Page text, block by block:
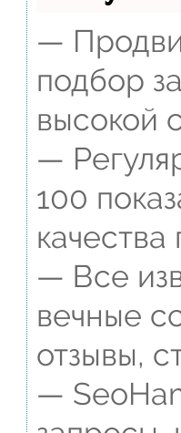
—
подбор
высокой
—
100
качества
— Все
вечные
отзывы,
—